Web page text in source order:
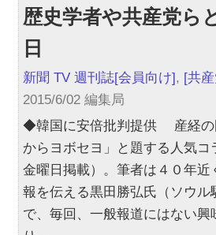
歴史学者や共産党ら
日
新聞 TV 週刊誌[会員向け], [共
2015/6/02 編集局
◆韓国に安倍批判提供 産経の
からヨボセヨ」と題する人気コ
金曜日掲載）。筆者は４０年近
報を伝える黒田勝弘氏（ソウル
で、毎回、一般報道にはない興